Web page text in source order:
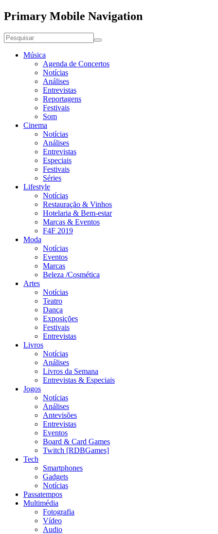
Primary Mobile Navigation
Música
Agenda de Concertos
Notícias
Análises
Entrevistas
Reportagens
Festivais
Som
Cinema
Notícias
Análises
Entrevistas
Especiais
Festivais
Séries
Lifestyle
Notícias
Restauração & Vinhos
Hotelaria & Bem-estar
Marcas & Eventos
F4F 2019
Moda
Notícias
Eventos
Marcas
Beleza /Cosmética
Artes
Notícias
Teatro
Dança
Exposições
Festivais
Entrevistas
Livros
Notícias
Análises
Livros da Semana
Entrevistas & Especiais
Jogos
Notícias
Análises
Antevisões
Entrevistas
Eventos
Board & Card Games
Twitch [RDBGames]
Tech
Smartphones
Gadgets
Notícias
Passatempos
Multimédia
Fotografia
Vídeo
Audio